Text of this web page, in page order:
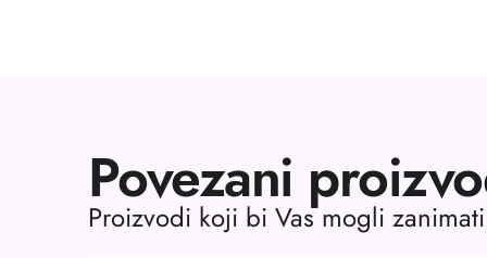
Povezani
Proizvodi koji bi Vas mogli